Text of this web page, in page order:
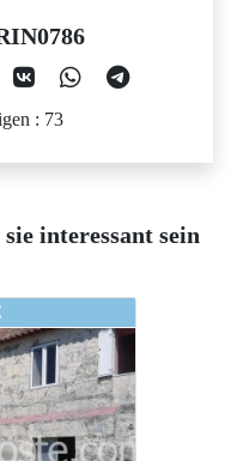
: 73
interessant sein